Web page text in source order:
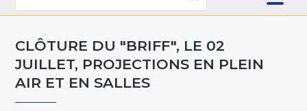
CLÔTURE DU "BRIFF", LE 02
JUILLET, PROJECTIONS EN PLEIN
AIR ET EN SALLES